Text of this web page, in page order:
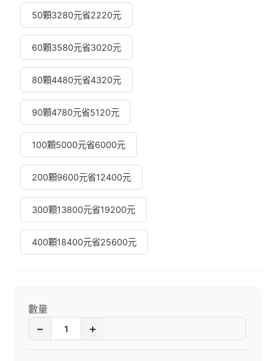
50顆3280元省2220元
60顆3580元省3020元
80顆4480元省4320元
90顆4780元省5120元
100顆5000元省6000元
200顆9600元省12400元
300顆13800元省19200元
400顆18400元省25600元
數量
− +